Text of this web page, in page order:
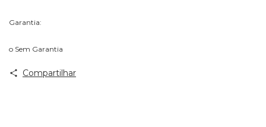
Garantia:
o Sem Garantia
Compartilhar